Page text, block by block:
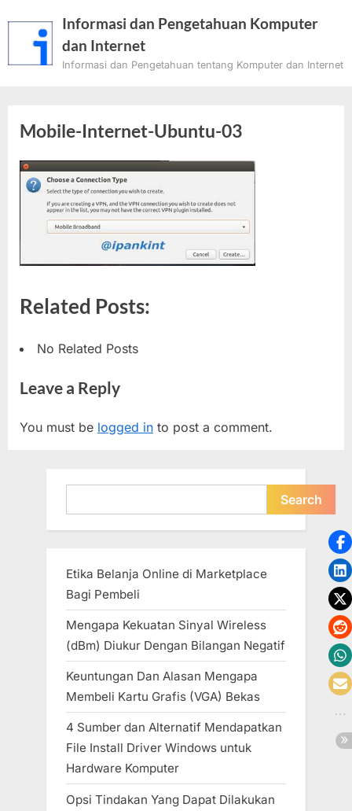
Informasi dan Pengetahuan Komputer
dan Internet
Informasi dan Pengetahuan tentang Komputer dan Internet
Mobile-Internet-Ubuntu-03
Related Posts:
No Related Posts
Leave a Reply
You must be logged in to post a comment.
Search
Etika Belanja Online di Marketplace
Bagi Pembeli
Mengapa Kekuatan Sinyal Wireless
(dBm) Diukur Dengan Bilangan Negatif
Keuntungan Dan Alasan Mengapa
Membeli Kartu Grafis (VGA) Bekas
4 Sumber dan Alternatif Mendapatkan
File Install Driver Windows untuk
Hardware Komputer
Opsi Tindakan Yang Dapat Dilakukan